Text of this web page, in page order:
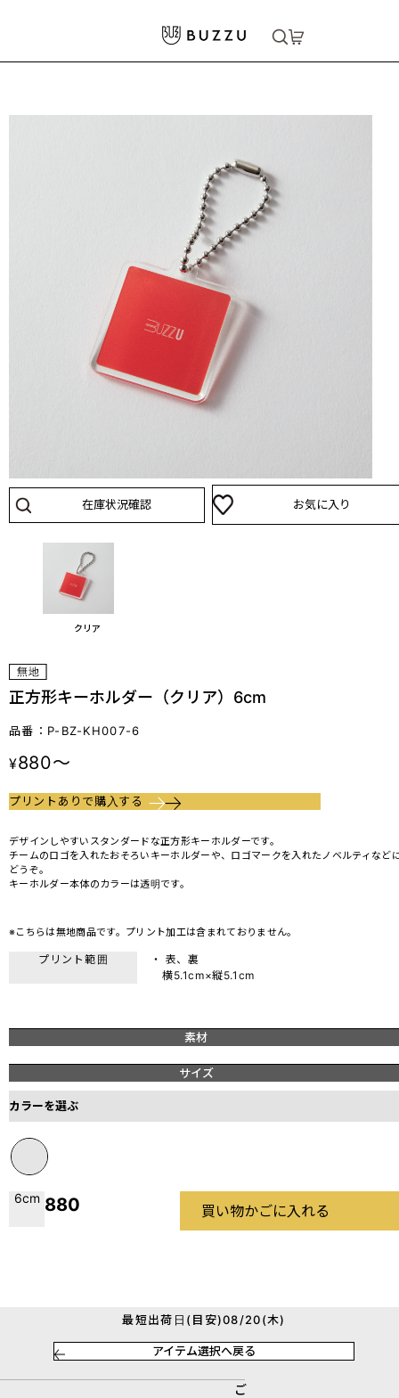
キーホルダー >正方形キーホルダー（クリア）6cm
在庫状況確認 お気に入り
クリア
正方形キーホルダー（クリア）6cm
品番：P-BZ-KH007-6
¥880～
プリントありで購入する
デザインしやすいスタンダードな正方形キーホルダーです。
チームのロゴを入れたおそろいキーホルダーや、ロゴマークを入れたノベルティなど
どうぞ。
キーホルダー本体のカラーは透明です。
※こちらは無地商品です。プリント加工は含まれておりません。
プリント範囲
・ 表、裏
横5.1cm×縦5.1cm
素材
サイズ
カラーを選ぶ
6cm 880 買い物かごに入れる
最短出荷日(目安)08/20(木)
アイテム選択へ戻る
ご